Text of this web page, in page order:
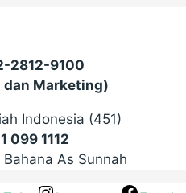
2812-9100
dan Marketing)
Indonesia (451)
099 1112
As Sunnah